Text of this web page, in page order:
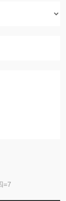
=7